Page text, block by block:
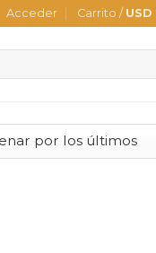
Acceder Carrito / USD